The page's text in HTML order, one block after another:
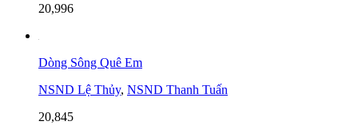
20,996
Dòng Sông Quê Em
NSND Lệ Thủy, NSND Thanh Tuấn
20,845